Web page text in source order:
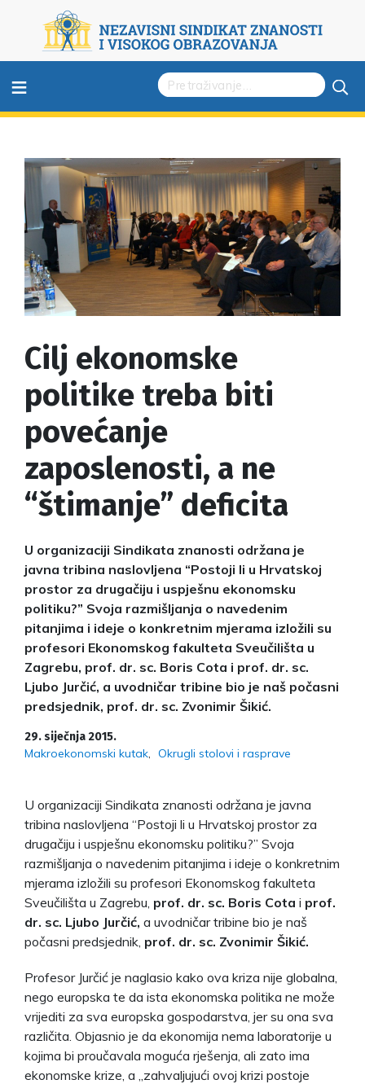
≡
Cilj ekonomske
politike treba biti
povećanje
zaposlenosti, a ne
“štimanje” deficita
U organizaciji Sindikata znanosti održana je
javna tribina naslovljena “Postoji li u Hrvatskoj
prostor za drugačiju i uspješnu ekonomsku
politiku?” Svoja razmišljanja o navedenim
pitanjima i ideje o konkretnim mjerama izložili su
profesori Ekonomskog fakulteta Sveučilišta u
Zagrebu, prof. dr. sc. Boris Cota i prof. dr. sc.
Ljubo Jurčić, a uvodničar tribine bio je naš počasni
predsjednik, prof. dr. sc. Zvonimir Šikić.
29. siječnja 2015.
Makroekonomski kutak Okrugli stolovi i rasprave
U organizaciji Sindikata znanosti održana je javna
tribina naslovljena “Postoji li u Hrvatskoj prostor za
drugačiju i uspješnu ekonomsku politiku?” Svoja
razmišljanja o navedenim pitanjima i ideje o konkretnim
mjerama izložili su profesori Ekonomskog fakulteta
Sveučilišta u Zagrebu, prof. dr. sc. Boris Cota i prof.
dr. sc. Ljubo Jurčić, a uvodničar tribine bio je naš
počasni predsjednik, prof. dr. sc. Zvonimir Šikić.
Profesor Jurčić je naglasio kako ova kriza nije globalna,
nego europska te da ista ekonomska politika ne može
vrijediti za sva europska gospodarstva, jer su ona sva
različita. Objasnio je da ekonomija nema laboratorije u
kojima bi proučavala moguća rješenja, ali zato ima
ekonomske krize, a „zahvaljujući ovoj krizi postoje